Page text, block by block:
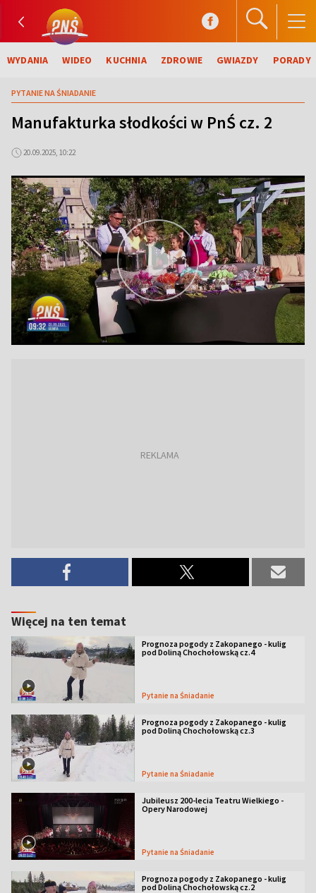
WYDANIA WIDEO KUCHNIA ZDROWIE GWIAZDY PORADY
PYTANIE NA ŚNIADANIE
Manufakturka słodkości w PnŚ cz. 2
20.09.2025, 10:22
Więcej na ten temat
Prognoza pogody z Zakopanego - kulig
pod Doliną Chochołowską cz.4
Pytanie na Śniadanie
Prognoza pogody z Zakopanego - kulig
pod Doliną Chochołowską cz.3
Pytanie na Śniadanie
Jubileusz 200-lecia Teatru Wielkiego -
Opery Narodowej
Pytanie na Śniadanie
Prognoza pogody z Zakopanego - kulig
pod Doliną Chochołowską cz.2